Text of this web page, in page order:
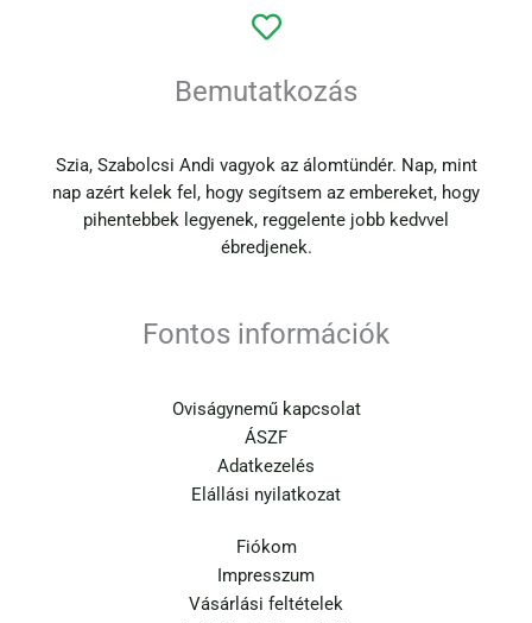
Bemutatkozás
Szia, Szabolcsi Andi vagyok az álomtündér. Nap, mint
nap azért kelek fel, hogy segítsem az embereket, hogy
pihentebbek legyenek, reggelente jobb kedvvel
ébredjenek.
Fontos információk
Oviságynemű kapcsolat
ÁSZF
Adatkezelés
Elállási nyilatkozat
Fiókom
Impresszum
Vásárlási feltételek